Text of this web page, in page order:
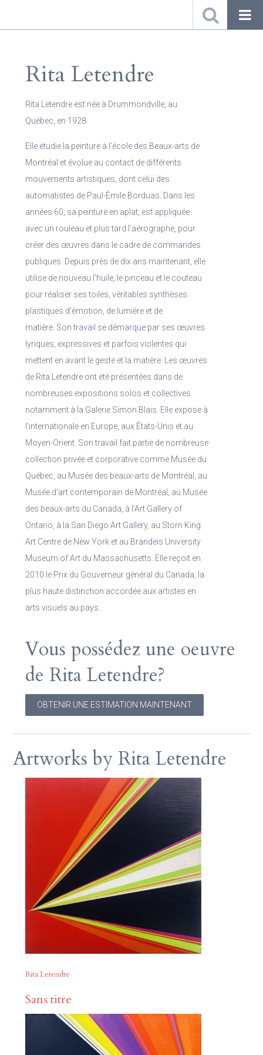
Rita Letendre
Rita Letendre est née à Drummondville, au
Québec, en 1928.
Elle étudie la peinture à l’école des Beaux-arts de
Montréal et évolue au contact de différents
mouvements artistiques, dont celui des
automatistes de Paul-Émile Borduas. Dans les
années 60, sa peinture en aplat, est appliquée
avec un rouleau et plus tard l’aérographe, pour
créer des œuvres dans le cadre de commandes
publiques. Depuis près de dix ans maintenant, elle
utilise de nouveau l’huile, le pinceau et le couteau
pour réaliser ses toiles, véritables synthèses
plastiques d’émotion, de lumière et de
matière. Son travail se démarque par ses œuvres
lyriques, expressives et parfois violentes qui
mettent en avant le geste et la matière.
Les œuvres
de Rita Letendre ont été présentées dans de
nombreuses expositions solos et collectives
notamment à la Galerie Simon Blais. Elle expose à
l’internationale en Europe, aux États-Unis et au
Moyen-Orient. Son travail fait partie de nombreuse
collection privée et corporative comme Musée du
Québec, au Musée des beaux-arts de Montréal, au
Musée d’art contemporain de Montréal, au Musée
des beaux-arts du Canada, à l’Art Gallery of
Ontario, à la San Diego Art Gallery, au Storn King
Art Centre de New York et au Brandeis University
Museum of Art du Massachusetts. Elle reçoit en
2010 le Prix du Gouverneur général du Canada, la
plus haute distinction accordée aux artistes en
arts visuels au pays.
Vous possédez une oeuvre
de Rita Letendre?
OBTENIR UNE ESTIMATION MAINTENANT
Artworks by Rita Letendre
Rita Letendre
Sans titre